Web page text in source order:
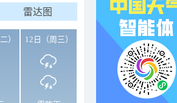
雷达图
） 12日（周三）